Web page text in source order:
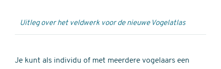
Uitleg over het veldwerk voor de nieuwe Vogelatlas
Je kunt als individu of met meerdere vogelaars een